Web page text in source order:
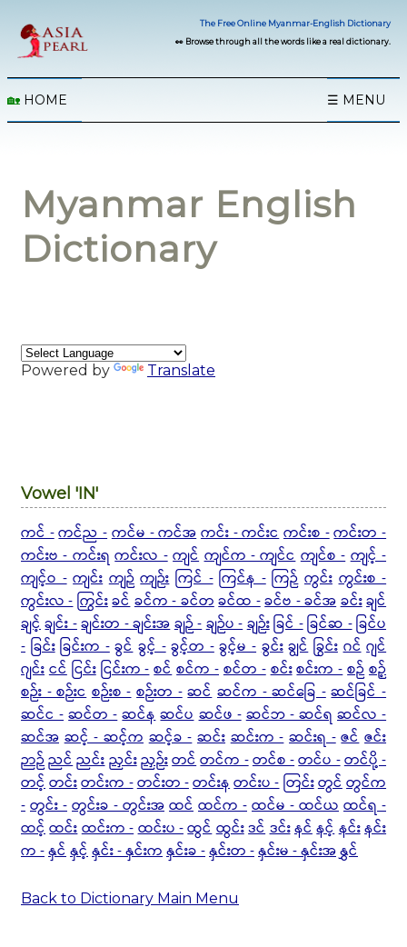
The Free Online Myanmar-English Dictionary
👀 Browse through all the words like a real dictionary.
🏡 HOME ☰ MENU
Myanmar English
Dictionary
Powered by Translate
Vowel 'IN'
ကင် -ကင်ည -ကင်မ - ကင်အကင်း - ကင်းငကင်းစ -ကင်းတ -
ကင်းဗ - ကင်းရ ကင်းလ - ကျင် ကျင်က - ကျင်င ကျင်စ - ကျင့် -
ကျင့်ဝ - ကျင်း ကျဉ် ကျဉ်း ကြင် - ကြင်န - ကြဉ် ကွင်း ကွင်းစ -
ကွင်းလ -ကြွင်းခင်ခင်က - ခင်တခင်ထ -ခင်ဗ - ခင်အခင်းချင်
ချင့်ချင်း -ချင်းတ - ချင်းအချဉ် -ချဉ်ပ -ချဉ်းခြင် -ခြင်ဆ -ခြင်ပ
- ခြင်း ခြင်းက - ခွင် ခွင့် - ခွင့်တ - ခွင့်မ - ခွင်း ချွင် ခြွင်း ဂင် ဂျင်
ဂျင်းငင် ငြင်း ငြင်းက -စင်စင်က -စင်တ -စင်းစင်းက -စဉ်စဉ့်
စဉ်း - စဉ်းင စဉ်းစ - စဉ်းတ - ဆင် ဆင်က -ဆင်ခြေ - ဆင်ခြင် -
ဆင်င - ဆင်တ - ဆင်န ဆင်ပ ဆင်ဖ - ဆင်ဘ - ဆင်ရ ဆင်လ -
ဆင်အ ဆင့် - ဆင့်က ဆင့်ခ - ဆင်း ဆင်းက - ဆင်းရ - ဇင် ဇင်း
ဉာဉ်ညင်ညင်းညှင်းညှဉ်းတင်တင်က -တင်စ -တင်ပ -တင်ပို့ -
တင့်တင်းတင်းက -တင်းတ -တင်းနတင်းပ -တြင်းတွင်တွင်က
- တွင်း - တွင်းခ - တွင်းအ ထင် ထင်က - ထင်မ - ထင်ယ ထင်ရ -
ထင့်ထင်းထင်းက -ထင်းပ -ထွင်ထွင်းဒင်ဒင်းနင်နင့်နင်းနင်း
က -နှင်နှင့်နှင်း - နှင်းကနှင်းခ -နှင်းတ -နှင်းမ - နှင်းအနွှင်
Back to Dictionary Main Menu